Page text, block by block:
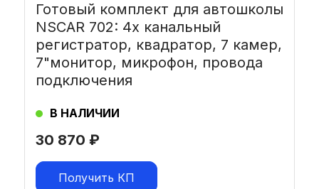
30 870 ₽
Готовый комплект для автошколы
NSCAR 702: 4х канальный
регистратор, квадратор, 7 камер,
7"монитор, микрофон, провода
подключения
В НАЛИЧИИ
Получить КП